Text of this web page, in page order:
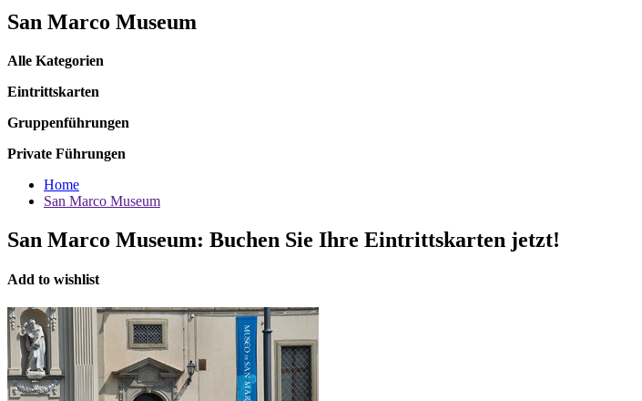
San Marco Museum
Alle Kategorien
Eintrittskarten
Gruppenführungen
Private Führungen
Home
San Marco Museum
San Marco Museum: Buchen Sie Ihre Eintrittskarten jetzt!
Add to wishlist